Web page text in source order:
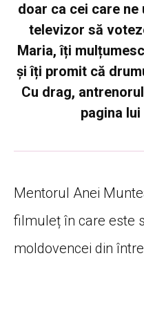
doar ca cei care ne
televizor să
Maria, îți
și îți promit că
Cu drag,
pagina
Mentorul Anei
filmuleț în care este
moldovencei din